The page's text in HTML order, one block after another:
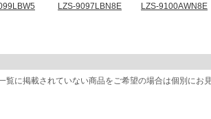
LZS-9097LBN8E LZS-9100AWN8E
に掲載されていない商品をご希望の場合は個別にお見